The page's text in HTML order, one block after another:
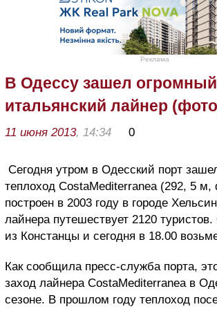
Реклама
В Одессу зашел огромный
итальянский лайнер
11 июня 2013, 14:34 0
Сегодня утром в Одесский порт
теплоход CostaMediterranea (292, 5 м,
построен в 2003 году в городе
лайнера путешествует 2120
из Констанцы и сегодня в 18.00
Как сообщила пресс-служба порта,
заход лайнера CostaMediterranea в
сезоне. В прошлом году теплоход